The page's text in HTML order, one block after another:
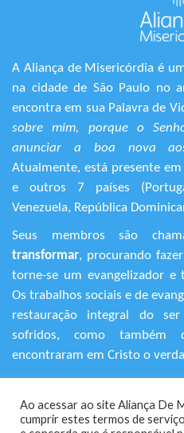
A Aliança de Misericórdia é
na cidade de São Paulo no
encontra em sua Palavra de
sobre mim, porque o
anunciar a boa nova
Atualmente, está presente
e outros 7 países
Venezuela, República
Seus membros são
transformar, procurando
torne-se um evangelizador e
Os trabalhos sociais e de
restauração integral do
sofridos, como também
encontraram em Cristo o
Rua Avanhandava, 616 – Bela
Ao acessar ao site Aliança De
cumprir estes termos de